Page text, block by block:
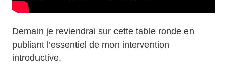
Demain je reviendrai sur cette table ronde en
publiant l’essentiel de mon intervention
introductive.